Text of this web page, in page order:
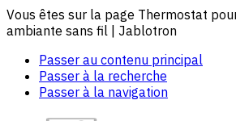
Vous êtes sur la page Thermostat
ambiante sans fil | Jablotron
Passer au contenu principal
Passer à la recherche
Passer à la navigation